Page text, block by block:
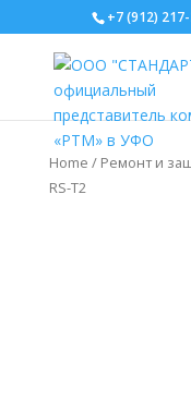
+7 (912)
Home / Ремонт и
RS-T2